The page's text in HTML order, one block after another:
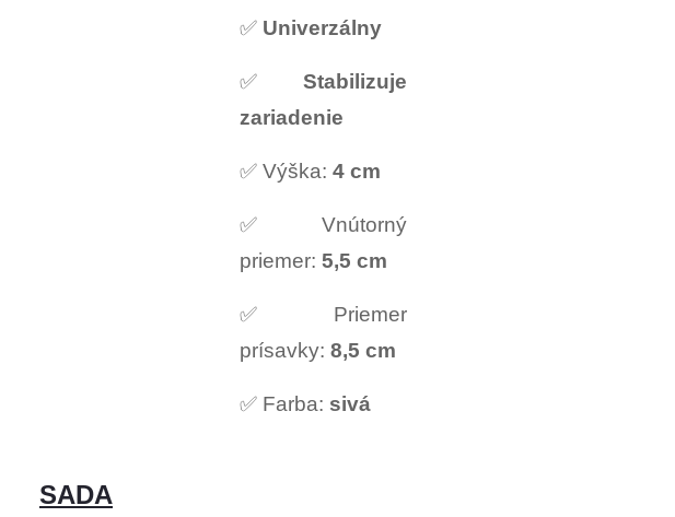
✅ Univerzálny
✅ Stabilizuje
zariadenie
✅ Výška: 4 cm
✅ Vnútorný
priemer: 5,5 cm
✅ Priemer
prísavky: 8,5 cm
✅ Farba: sivá
SADA